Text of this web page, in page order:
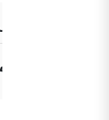
المعهد
الهيئة